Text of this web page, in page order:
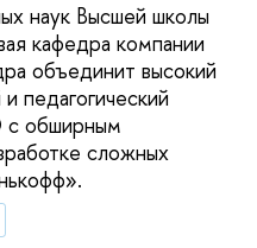
наук Высшей школы
кафедра компании
объединит высокий
педагогический
обширным
сложных